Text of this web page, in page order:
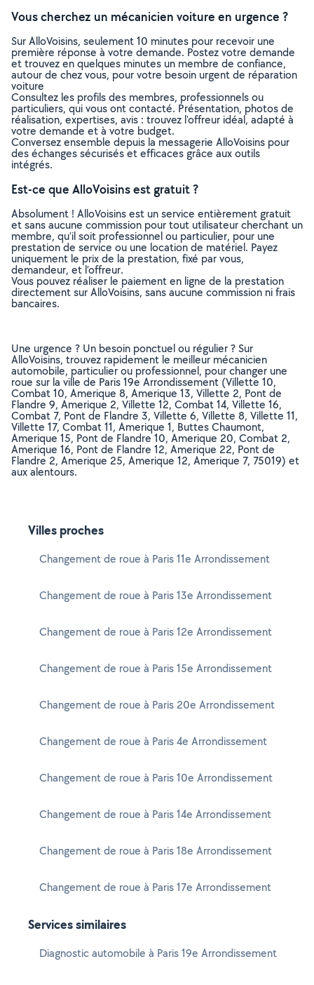
Vous cherchez un mécanicien voiture en urgence ?
Sur AlloVoisins, seulement 10 minutes pour recevoir une
première réponse à votre demande. Postez votre demande
et trouvez en quelques minutes un membre de confiance,
autour de chez vous, pour votre besoin urgent de réparation
voiture
Consultez les profils des membres, professionnels ou
particuliers, qui vous ont contacté. Présentation, photos de
réalisation, expertises, avis : trouvez l'offreur idéal, adapté à
votre demande et à votre budget.
Conversez ensemble depuis la messagerie AlloVoisins pour
des échanges sécurisés et efficaces grâce aux outils
intégrés.
Est-ce que AlloVoisins est gratuit ?
Absolument ! AlloVoisins est un service entièrement gratuit
et sans aucune commission pour tout utilisateur cherchant un
membre, qu’il soit professionnel ou particulier, pour une
prestation de service ou une location de matériel. Payez
uniquement le prix de la prestation, fixé par vous,
demandeur, et l’offreur.
Vous pouvez réaliser le paiement en ligne de la prestation
directement sur AlloVoisins, sans aucune commission ni frais
bancaires.
Une urgence ? Un besoin ponctuel ou régulier ? Sur
AlloVoisins, trouvez rapidement le meilleur mécanicien
automobile, particulier ou professionnel, pour changer une
roue sur la ville de Paris 19e Arrondissement (Villette 10,
Combat 10, Amerique 8, Amerique 13, Villette 2, Pont de
Flandre 9, Amerique 2, Villette 12, Combat 14, Villette 16,
Combat 7, Pont de Flandre 3, Villette 6, Villette 8, Villette 11,
Villette 17, Combat 11, Amerique 1, Buttes Chaumont,
Amerique 15, Pont de Flandre 10, Amerique 20, Combat 2,
Amerique 16, Pont de Flandre 12, Amerique 22, Pont de
Flandre 2, Amerique 25, Amerique 12, Amerique 7, 75019) et
aux alentours.
Villes proches
Changement de roue à Paris 11e Arrondissement
Changement de roue à Paris 13e Arrondissement
Changement de roue à Paris 12e Arrondissement
Changement de roue à Paris 15e Arrondissement
Changement de roue à Paris 20e Arrondissement
Changement de roue à Paris 4e Arrondissement
Changement de roue à Paris 10e Arrondissement
Changement de roue à Paris 14e Arrondissement
Changement de roue à Paris 18e Arrondissement
Changement de roue à Paris 17e Arrondissement
Services similaires
Diagnostic automobile à Paris 19e Arrondissement